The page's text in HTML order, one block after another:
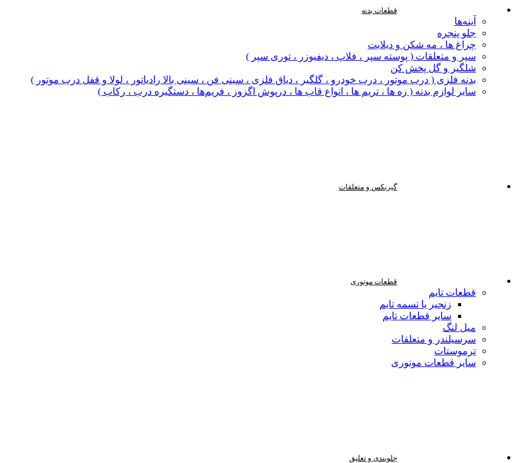
قطعات بدنه
آینه‌ها
جلو پنجره
چراغ‌ ها ، مه‌ شکن و دیلایت
سپر و متعلقات ( پوسته سپر ، فلاپ ، دیفیوزر ، توری سپر )
شلگیر و گل‌ پخش‌ کن
بدنه فلزی ( درب موتور ، درب خودرو ، گلگیر ، دیاق فلزی ، سینی فن ، سینی بالا رادیاتور ، لولا و قفل درب موتور )
سایر لوازم بدنه ( زه ها ، تریم ها ، انواع قاب ها ، درپوش اگزوز ، فریم‌ها ، دستگیره درب ، رکاب )
گیربکس و متعلقات
قطعات موتوری
قطعات تایم
زنجیر یا تسمه تایم
سایر قطعات تایم
میل لنگ
سرسیلندر و متعلقات
ترموستات
سایر قطعات موتوری
جلوبندی و تعلیق